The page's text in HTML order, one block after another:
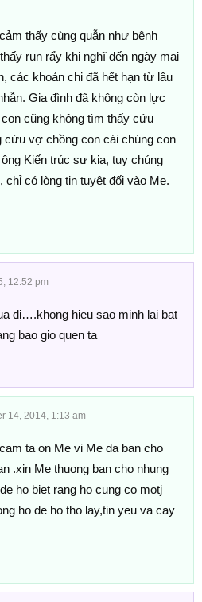
thấy cùng quẫn như bệnh
run rẩy khi nghĩ đến ngày mai
các khoản chi đã hết hạn từ lâu
Gia đình đã không còn lực
cũng không tìm thấy cứu
cứu vợ chồng con cái chúng con
Kiến trúc sư kia, tuy chúng
có lòng tin tuyệt đối vào Mẹ.
12:52 pm
di….khong hieu sao minh lai bat
bao gio quen ta
14, 2014, 1:13 am
ta on Me vi Me da ban cho
.xin Me thuong ban cho nhung
ho biet rang ho cung co motj
ho de ho tho lay,tin yeu va cay